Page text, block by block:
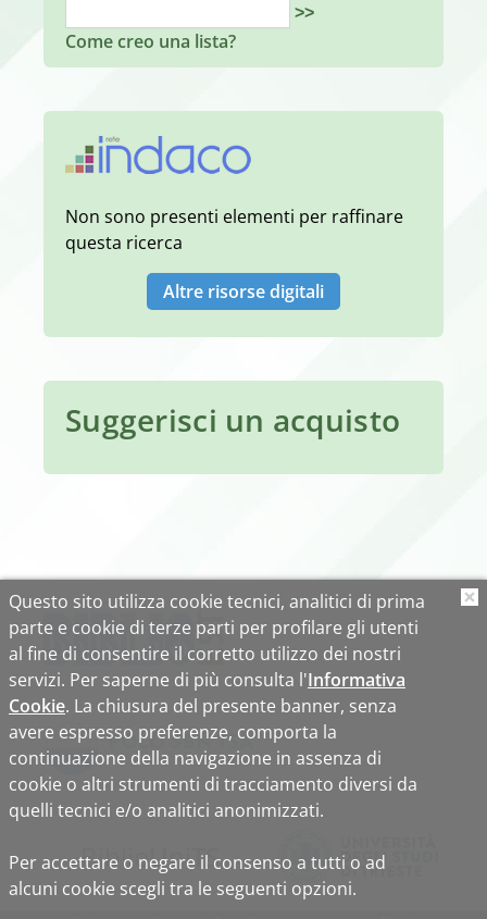
>>
Come creo una lista?
Non sono presenti elementi per raffinare
questa ricerca
Altre risorse digitali
Suggerisci un acquisto
BiblioUniTS
Questo sito utilizza cookie tecnici, analitici di prima
parte e cookie di terze parti per profilare gli utenti
al fine di consentire il corretto utilizzo dei nostri
servizi. Per saperne di più consulta l'Informativa
Cookie. La chiusura del presente banner, senza
avere espresso preferenze, comporta la
continuazione della navigazione in assenza di
cookie o altri strumenti di tracciamento diversi da
quelli tecnici e/o analitici anonimizzati.
Per accettare o negare il consenso a tutti o ad
alcuni cookie scegli tra le seguenti opzioni.